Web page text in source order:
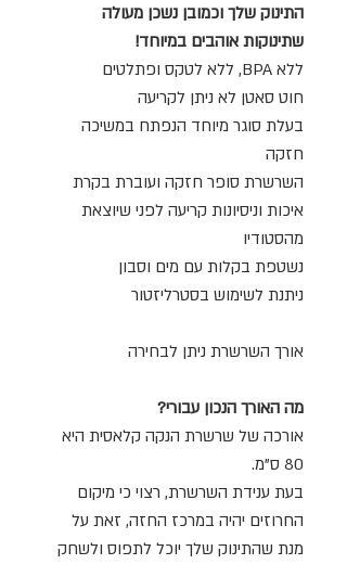
התינוק שלך וכמובן נשכן מעולה
שתינוקות אוהבים במיוחד!
ללא BPA, ללא לטקס ופתלטים
חוט סאטן לא ניתן לקריעה
בעלת סוגר מיוחד הנפתח במשיכה
חזקה
השרשרת סופר חזקה ועוברת בקרת
איכות וניסיונות קריעה לפני שיוצאת
מהסטודיו
נשטפת בקלות עם מים וסבון
ניתנת לשימוש בסטרליזטור
אורך השרשרת ניתן לבחירה
מה האורך הנכון עבורי?
אורכה של שרשרת הנקה קלאסית היא
80 ס"מ.
בעת ענידת השרשרת, רצוי כי מיקום
החרוזים יהיה במרכז החזה, זאת על
מנת שהתינוק שלך יוכל לתפוס ולשחק